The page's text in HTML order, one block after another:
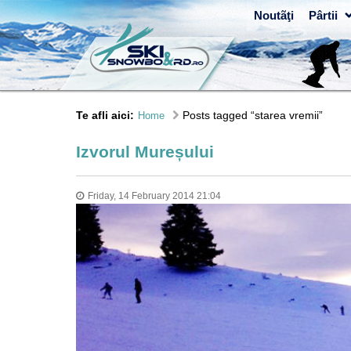
Noutãţi Pârtii
Te afli aici: Home Posts tagged “starea vremii”
Izvorul Mureșului
Friday, 14 February 2014 21:04